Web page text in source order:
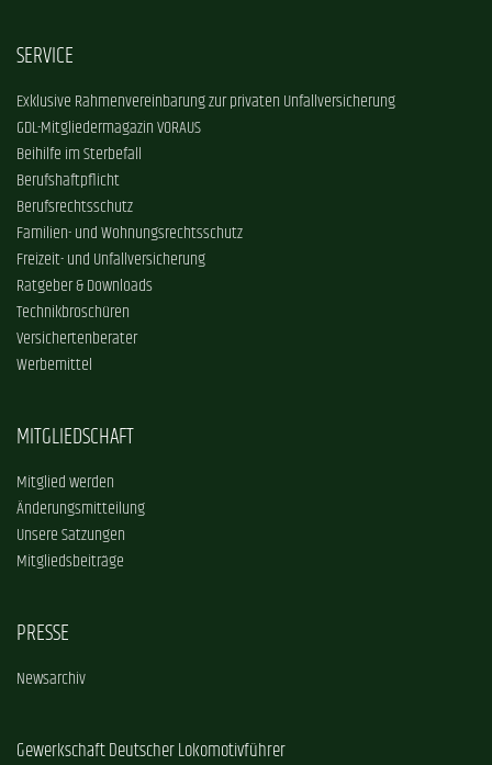
SERVICE
Exklusive Rahmenvereinbarung zur privaten Unfallversicherung
GDL-Mitgliedermagazin VORAUS
Beihilfe im Sterbefall
Berufshaftpflicht
Berufsrechtsschutz
Familien- und Wohnungsrechtsschutz
Freizeit- und Unfallversicherung
Ratgeber & Downloads
Technikbroschüren
Versichertenberater
Werbemittel
MITGLIEDSCHAFT
Mitglied werden
Änderungsmitteilung
Unsere Satzungen
Mitgliedsbeiträge
PRESSE
Newsarchiv
Gewerkschaft Deutscher Lokomotivführer